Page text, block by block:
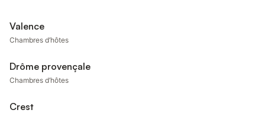
Valence
Chambres d’hôtes
Drôme provençale
Chambres d’hôtes
Crest